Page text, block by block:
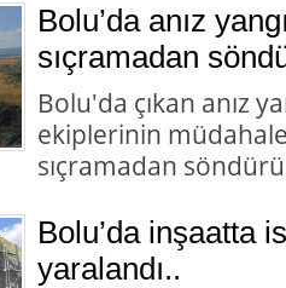
Bolu’da anız
sıçramadan
Bolu'da çıkan anız
ekiplerinin
sıçramadan
Bolu’da inşaatta
yaralandı..